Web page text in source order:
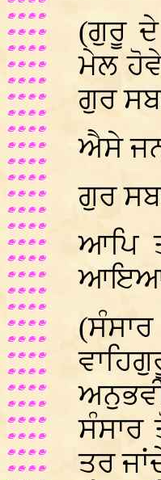
(ਗੁਰੂ
ਮੇਲ
ਗੁਰ
ਐਸੇ
ਗੁਰ
ਆਪਿ
ਸੰਸਾਰ
ਤਰ